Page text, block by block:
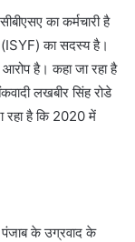
का कर्मचारी है
का सदस्य है।
है। कहा जा रहा है
लखबीर सिंह रोडे
है कि 2020 में
पंजाब के उग्रवाद के